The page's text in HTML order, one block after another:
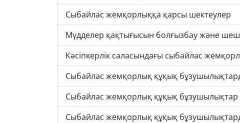
Сыбайлас жемқорлыққа қарсы шектеулер
Мүдделер қақтығысын болғызбау және
Кәсіпкерлік саласындағы сыбайлас
Сыбайлас жемқорлық құқық
Сыбайлас жемқорлық құқық бұзушылықтар
Сыбайлас жемқорлық құқық